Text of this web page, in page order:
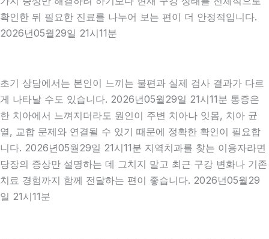
확인한 뒤 필요한 진료를 나누어 보는 편이 더 안정적입니다.
2026년05월29일 21시11분
초기 상담에서는 본인이 느끼는 불편과 실제 검사 결과가 다르
게 나타날 수도 있습니다. 2026년05월29일 21시11분 통증은
한 치아에서 느껴지더라도 원인이 주변 치아나 잇몸, 치아 균
열, 교합 문제와 연결될 수 있기 때문에 정확한 확인이 필요합
니다. 2026년05월29일 21시11분 지역치과를 찾는 이용자라면
당장의 증상만 설명하는 데 그치지 말고 최근 구강 변화나 기존
치료 경험까지 함께 전달하는 편이 좋습니다. 2026년05월29
일 21시11분